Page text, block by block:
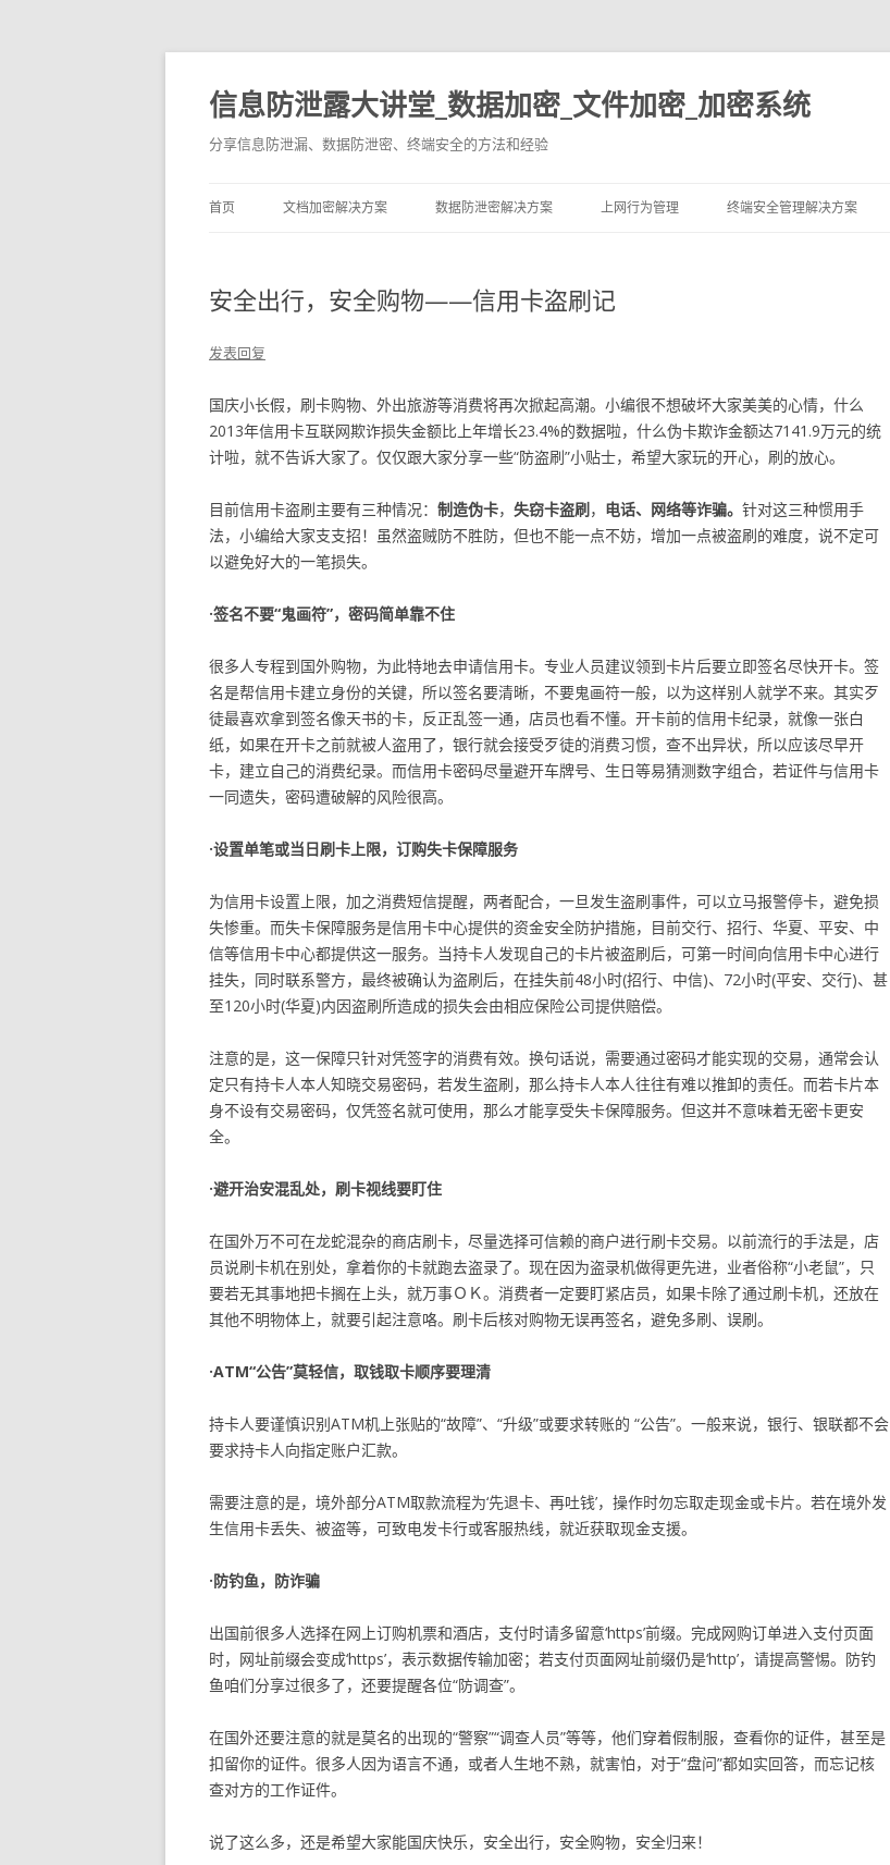
信息防泄露大讲堂_数据加密_文件加密_加密系统
分享信息防泄漏、数据防泄密、终端安全的方法和经验
首页 文档加密解决方案 数据防泄密解决方案 上网行为管理 终端安全管理解决方案
安全出行，安全购物——信用卡盗刷记
发表回复
国庆小长假，刷卡购物、外出旅游等消费将再次掀起高潮。小编很不想破坏大家美美的心情，什么
2013年信用卡互联网欺诈损失金额比上年增长23.4%的数据啦，什么伪卡欺诈金额达7141.9万元的统
计啦，就不告诉大家了。仅仅跟大家分享一些“防盗刷”小贴士，希望大家玩的开心，刷的放心。
目前信用卡盗刷主要有三种情况： 制造伪卡， 失窃卡盗刷， 电话、网络等诈骗。 针对这三种惯用手
法，小编给大家支支招！虽然盗贼防不胜防，但也不能一点不妨，增加一点被盗刷的难度，说不定可
以避免好大的一笔损失。
·签名不要“鬼画符”，密码简单靠不住
很多人专程到国外购物，为此特地去申请信用卡。专业人员建议领到卡片后要立即签名尽快开卡。签
名是帮信用卡建立身份的关键，所以签名要清晰，不要鬼画符一般，以为这样别人就学不来。其实歹
徒最喜欢拿到签名像天书的卡，反正乱签一通，店员也看不懂。开卡前的信用卡纪录，就像一张白
纸，如果在开卡之前就被人盗用了，银行就会接受歹徒的消费习惯，查不出异状，所以应该尽早开
卡，建立自己的消费纪录。而信用卡密码尽量避开车牌号、生日等易猜测数字组合，若证件与信用卡
一同遗失，密码遭破解的风险很高。
·设置单笔或当日刷卡上限，订购失卡保障服务
为信用卡设置上限，加之消费短信提醒，两者配合，一旦发生盗刷事件，可以立马报警停卡，避免损
失惨重。而失卡保障服务是信用卡中心提供的资金安全防护措施，目前交行、招行、华夏、平安、中
信等信用卡中心都提供这一服务。当持卡人发现自己的卡片被盗刷后，可第一时间向信用卡中心进行
挂失，同时联系警方，最终被确认为盗刷后，在挂失前48小时(招行、中信)、72小时(平安、交行)、甚
至120小时(华夏)内因盗刷所造成的损失会由相应保险公司提供赔偿。
注意的是，这一保障只针对凭签字的消费有效。换句话说，需要通过密码才能实现的交易，通常会认
定只有持卡人本人知晓交易密码，若发生盗刷，那么持卡人本人往往有难以推卸的责任。而若卡片本
身不设有交易密码，仅凭签名就可使用，那么才能享受失卡保障服务。但这并不意味着无密卡更安
全。
·避开治安混乱处，刷卡视线要盯住
在国外万不可在龙蛇混杂的商店刷卡，尽量选择可信赖的商户进行刷卡交易。以前流行的手法是，店
员说刷卡机在别处，拿着你的卡就跑去盗录了。现在因为盗录机做得更先进，业者俗称“小老鼠”，只
要若无其事地把卡搁在上头，就万事ＯＫ。消费者一定要盯紧店员，如果卡除了通过刷卡机，还放在
其他不明物体上，就要引起注意咯。刷卡后核对购物无误再签名，避免多刷、误刷。
·ATM“公告”莫轻信，取钱取卡顺序要理清
持卡人要谨慎识别ATM机上张贴的“故障”、“升级”或要求转账的 “公告”。一般来说，银行、银联都不会
要求持卡人向指定账户汇款。
需要注意的是，境外部分ATM取款流程为‘先退卡、再吐钱’，操作时勿忘取走现金或卡片。若在境外发
生信用卡丢失、被盗等，可致电发卡行或客服热线，就近获取现金支援。
·防钓鱼，防诈骗
出国前很多人选择在网上订购机票和酒店，支付时请多留意‘https’前缀。完成网购订单进入支付页面
时，网址前缀会变成‘https’，表示数据传输加密；若支付页面网址前缀仍是‘http’，请提高警惕。防钓
鱼咱们分享过很多了，还要提醒各位“防调查”。
在国外还要注意的就是莫名的出现的“警察”“调查人员”等等，他们穿着假制服，查看你的证件，甚至是
扣留你的证件。很多人因为语言不通，或者人生地不熟，就害怕，对于“盘问”都如实回答，而忘记核
查对方的工作证件。
说了这么多，还是希望大家能国庆快乐，安全出行，安全购物，安全归来！